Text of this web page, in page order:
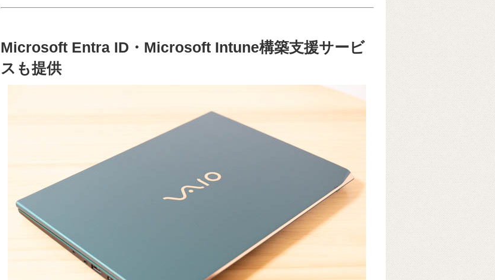
Microsoft Entra ID・Microsoft Intune構築支援サービ
スも提供